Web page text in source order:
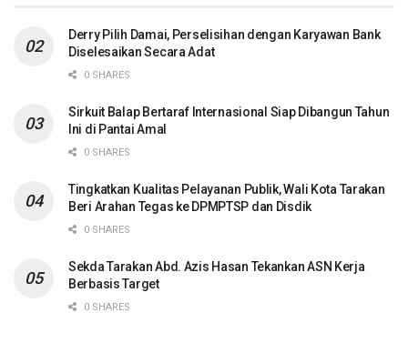
Derry Pilih Damai, Perselisihan dengan Karyawan Bank
Diselesaikan Secara Adat
0 SHARES
Sirkuit Balap Bertaraf Internasional Siap Dibangun Tahun
Ini di Pantai Amal
0 SHARES
Tingkatkan Kualitas Pelayanan Publik, Wali Kota Tarakan
Beri Arahan Tegas ke DPMPTSP dan Disdik
0 SHARES
Sekda Tarakan Abd. Azis Hasan Tekankan ASN Kerja
Berbasis Target
0 SHARES